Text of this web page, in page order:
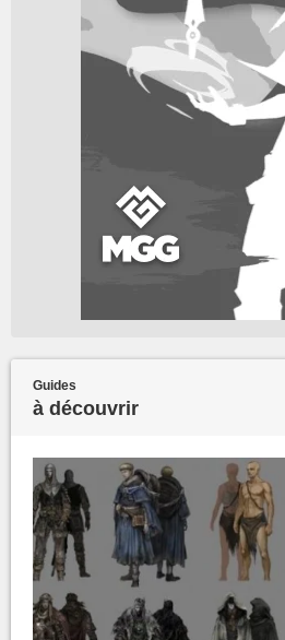
Guides
à découvrir